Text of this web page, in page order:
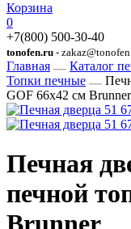
Корзина
0
+7(800) 500-30-40
tonofen.ru -
Главная
Каталог
Топки печные
GOF 66х42 см Brunner
Печная
печной